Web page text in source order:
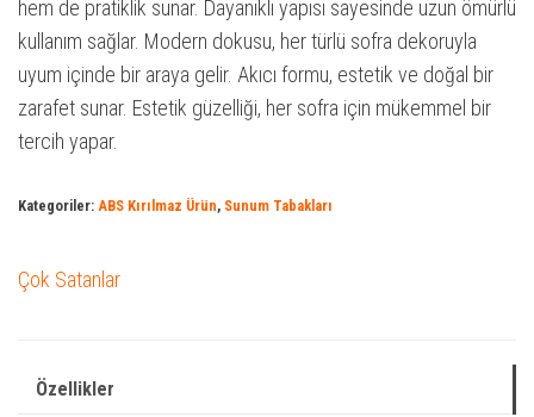
hem de pratiklik sunar. Dayanıklı yapısı sayesinde uzun ömürlü
kullanım sağlar. Modern dokusu, her türlü sofra dekoruyla
uyum içinde bir araya gelir. Akıcı formu, estetik ve doğal bir
zarafet sunar. Estetik güzelliği, her sofra için mükemmel bir
tercih yapar.
Kategoriler: ABS Kırılmaz Ürün, Sunum Tabakları
Çok Satanlar
Özellikler